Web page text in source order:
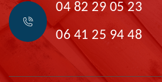
04 82 29 05 23
06 41 25 94 48